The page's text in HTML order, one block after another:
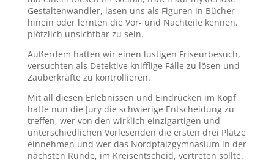
Gestaltenwandler, lasen uns als Figuren in Bücher
hinein oder lernten die Vor- und Nachteile kennen,
plötzlich unsichtbar zu sein.
Außerdem hatten wir einen lustigen Friseurbesuch,
versuchten als Detektive knifflige Fälle zu lösen und
Zauberkräfte zu kontrollieren.
Mit all diesen Erlebnissen und Eindrücken im Kopf
hatte nun die Jury die schwierige Entscheidung zu
treffen, wer von den wirklich einzigartigen und
unterschiedlichen Vorlesenden die ersten drei Plätze
einnehmen und wer das Nordpfalzgymnasium in der
nächsten Runde, im Kreisentscheid, vertreten sollte.